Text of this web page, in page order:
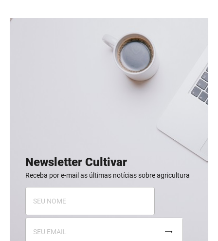
Newsletter Cultivar
Receba por e-mail as últimas notícias sobre agricultura